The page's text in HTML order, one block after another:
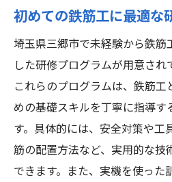
初めての鉄筋工に最適な
埼玉県三郷市で未経験から鉄
した研修プログラムが用意さ
これらのプログラムは、鉄筋
めの基礎スキルを丁寧に指導
す。具体的には、安全対策や工
筋の配置方法など、実用的な技
できます。また、実機を使った